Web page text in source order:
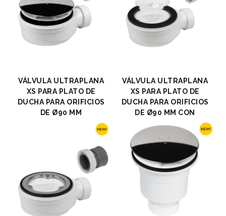
VÁLVULA ULTRAPLANA
XS PARA PLATO DE
DUCHA PARA ORIFICIOS
DE Ø90 MM
VÁLVULA ULTRAPLANA
XS PARA PLATO DE
DUCHA PARA ORIFICIOS
DE Ø90 MM CON